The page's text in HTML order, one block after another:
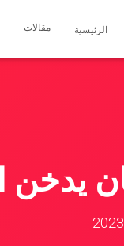
الرئيسية مقالات
يدخن